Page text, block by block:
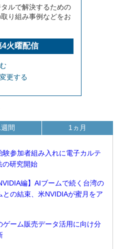
ルで解決するための
り組み事例などをお
4火曜配信
更する
参加者組み入れに電子カルテ
の研究開始
編】AIブームで続く台湾の
の結束、米NVIDIAが蜜月をア
ゲーム販売データ活用に向け分
週間 1ヵ月